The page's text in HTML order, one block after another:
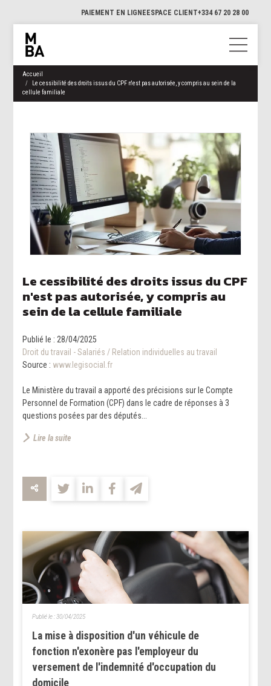
PAIEMENT EN LIGNEESPACE CLIENT+334 67 20 28 00
Accueil
Le cessibilité des droits issus du CPF n'est pas autorisée, y compris au sein de la
cellule familiale
Le cessibilité des droits issus du CPF
n'est pas autorisée, y compris au
sein de la cellule familiale
Publié le : 28/04/2025
Droit du travail - Salariés / Relation individuelles au travail
Source : www.legisocial.fr
Le Ministère du travail a apporté des précisions sur le Compte
Personnel de Formation (CPF) dans le cadre de réponses à 3
questions posées par des députés...
Lire la suite
La mise à disposition d'un véhicule de
fonction n'exonère pas l'employeur du
versement de l'indemnité d'occupation du
domicile
Publié le :30/04/2025